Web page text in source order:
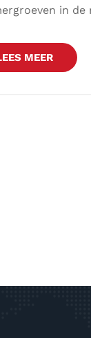
in
MEER